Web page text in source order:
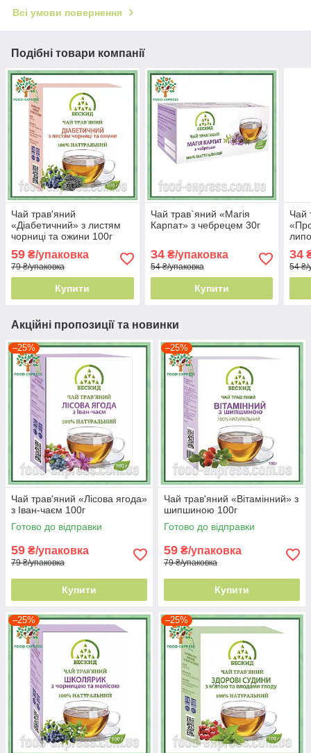
Всі умови повернення
Подібні товари компанії
Чай трав'яний
«Діабетичний» з листям
чорниці та ожини 100г
59 ₴/упаковка
79 ₴/упаковка
Купити
Чай трав`яний «Магія
Карпат» з чебрецем 30г
34₴/упаковка
54 ₴/упаковка
Купити
Чай
34
54 ₴/
Акційні пропозиції та новинки
–25%
Чай трав'яний «Лісова ягода»
з Іван-чаєм 100г
Готово до відправки
59 ₴/упаковка
79 ₴/упаковка
Купити
–25%
Чай трав'яний «Вітамінний» з
шипшиною 100г
Готово до відправки
59 ₴/упаковка
79 ₴/упаковка
Купити
–25% –25%